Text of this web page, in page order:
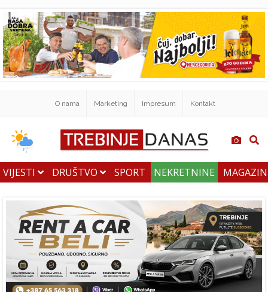
O nama Marketing Impresum Kontakt
VIJESTI DRUŠTVO SPORT NEKRETNINE